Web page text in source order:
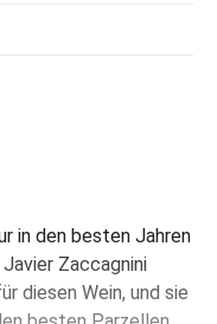
in den besten Jahren
Zaccagnini
diesen Wein, und sie